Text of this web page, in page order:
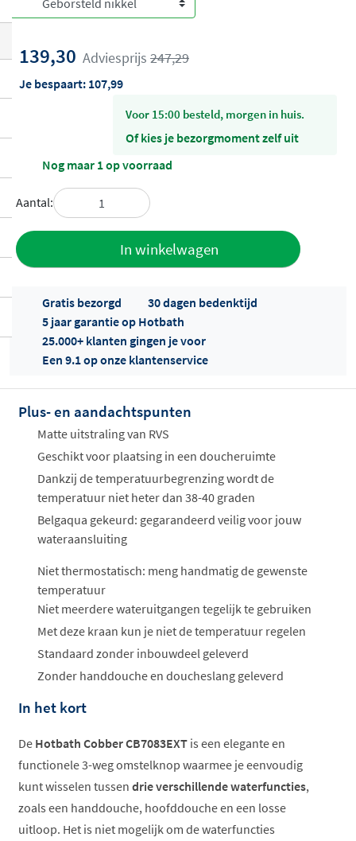
139,30 Adviesprijs 247,29
Je bespaart: 107,99
voor 15:00 besteld, morgen in huis.
Of kies je bezorgmoment zelf uit
Nog maar 1 op voorraad
Aantal:
In winkelwagen
Offertes
ophalen...
Gratis bezorgd
30 dagen bedenktijd
5 jaar garantie op Hotbath
25.000+ klanten gingen je voor
Een 9.1 op onze klantenservice
Plus- en aandachtspunten
Matte uitstraling van RVS
Geschikt voor plaatsing in een doucheruimte
Dankzij de temperatuurbegrenzing wordt de
temperatuur niet heter dan 38-40 graden
Belgaqua gekeurd: gegarandeerd veilig voor jouw
wateraansluiting
Niet thermostatisch: meng handmatig de gewenste
temperatuur
Niet meerdere wateruitgangen tegelijk te gebruiken
Met deze kraan kun je niet de temperatuur regelen
Standaard zonder inbouwdeel geleverd
Zonder handdouche en doucheslang geleverd
In het kort
De Hotbath Cobber CB7083EXT is een elegante en
functionele 3-weg omstelknop waarmee je eenvoudig
kunt wisselen tussen drie verschillende waterfuncties,
zoals een handdouche, hoofddouche en een losse
uitloop. Het is niet mogelijk om de waterfuncties